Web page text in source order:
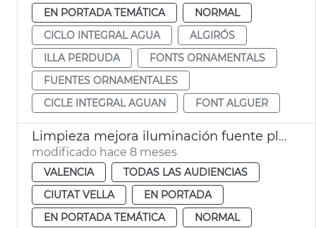
EN PORTADA TEMÁTICA
NORMAL
CICLO INTEGRAL AGUA
ALGIRÓS
ILLA PERDUDA
FONTS ORNAMENTALS
FUENTES ORNAMENTALES
CICLE INTEGRAL AGUAN
FONT ALGUER
Limpieza mejora iluminación fuente plaza Ajuntament
modificado hace 8 meses
VALENCIA
TODAS LAS AUDIENCIAS
CIUTAT VELLA
EN PORTADA
EN PORTADA TEMÁTICA
NORMAL